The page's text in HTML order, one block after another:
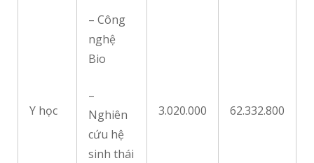
Y học
– Công
nghệ
Bio
–
Nghiên
cứu hệ
sinh thái
3.020.000 62.332.800